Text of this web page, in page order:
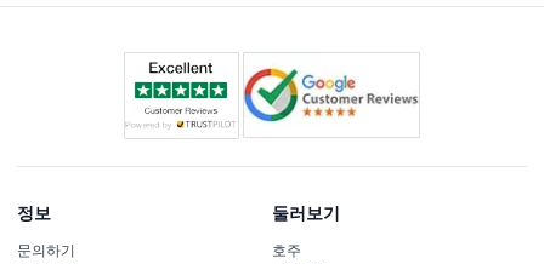
정보
문의하기
둘러보기
호주